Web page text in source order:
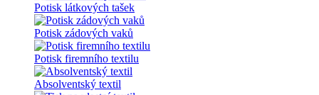
Potisk látkových tašek
Potisk zádových vaků
Potisk firemního textilu
Absolventský textil